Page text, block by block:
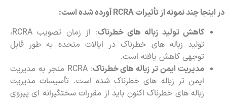
در اینجا چند نمونه از تأثیراتRCRAآورده شده است:
کاهش تولید زباله های خطرناک
: از زمان تصویب RCRA،
تولید زباله های خطرناک در ایالات متحده به طور قابل
توجهی کاهش یافته است.
مدیریت ایمن تر زباله های خطرناک
: RCRA منجر به مدیریت
ایمن تر زباله های خطرناک شده است. تأسیسات مدیریت
زباله های خطرناک اکنون باید از مقررات سختگیرانه ای پیروی